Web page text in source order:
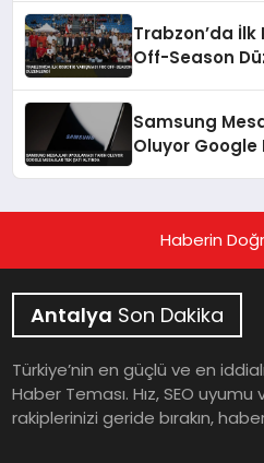
Trabzon’da İlk
Off-Season
Samsung
Oluyor Google
Haberin
Antalya Son Dakika
Türkiye’nin en güçlü ve en
Haber Teması. Hız, SEO
rakiplerinizi geride bırakın,